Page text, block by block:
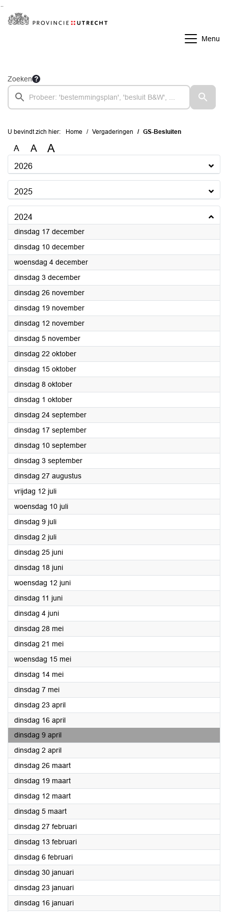
Menu
Zoeken
U bevindt zich hier: Home Vergaderingen GS-Besluiten
A A A
2026
2025
2024
dinsdag 17 december2024
dinsdag 10 december2024
woensdag 4 december2024
dinsdag 3 december2024
dinsdag 26 november2024
dinsdag 19 november2024
dinsdag 12 november2024
dinsdag 5 november2024
dinsdag 22 oktober2024
dinsdag 15 oktober2024
dinsdag 8 oktober2024
dinsdag 1 oktober2024
dinsdag 24 september2024
dinsdag 17 september2024
dinsdag 10 september2024
dinsdag 3 september2024
dinsdag 27 augustus2024
vrijdag 12 juli2024
woensdag 10 juli2024
dinsdag 9 juli2024
dinsdag 2 juli2024
dinsdag 25 juni2024
dinsdag 18 juni2024
woensdag 12 juni2024
dinsdag 11 juni2024
dinsdag 4 juni2024
dinsdag 28 mei2024
dinsdag 21 mei2024
woensdag 15 mei2024
dinsdag 14 mei2024
dinsdag 7 mei2024
dinsdag 23 april2024
dinsdag 16 april2024
dinsdag 9 april
dinsdag 2 april2024
dinsdag 26 maart2024
dinsdag 19 maart2024
dinsdag 12 maart2024
dinsdag 5 maart2024
dinsdag 27 februari2024
dinsdag 13 februari2024
dinsdag 6 februari2024
dinsdag 30 januari2024
dinsdag 23 januari2024
dinsdag 16 januari2024